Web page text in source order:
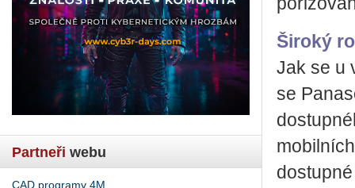
Partneři webu
CAD programy 4M
Široký
Jak se u
se